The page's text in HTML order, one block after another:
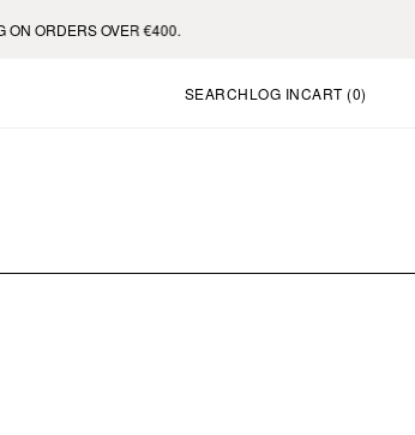
ORDERS OVER €400.
SEARCHLOG INCART (0)